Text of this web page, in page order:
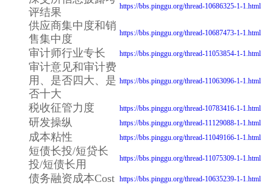
评结果
https://bbs.pinggu.org/thread-10686325-1-1.html
供应商集中度和销
售集中度
https://bbs.pinggu.org/thread-10687473-1-1.html
审计师行业专长 https://bbs.pinggu.org/thread-11053854-1-1.html
审计意见和审计费
用、是否四大、是
否十大
https://bbs.pinggu.org/thread-11063096-1-1.html
税收征管力度 https://bbs.pinggu.org/thread-10783416-1-1.html
研发操纵 https://bbs.pinggu.org/thread-11129088-1-1.html
成本粘性 https://bbs.pinggu.org/thread-11049166-1-1.html
短债长投/短贷长
投/短债长用
https://bbs.pinggu.org/thread-11075309-1-1.html
债务融资成本Cost https://bbs.pinggu.org/thread-10635239-1-1.html